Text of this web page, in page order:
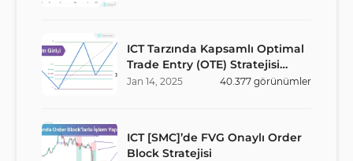
ICT Tarzında Kapsamlı Optimal
Trade Entry (OTE) Stratejisi
Rehberi
Jan 14, 2025 40.377 görünümler
ICT [SMC]’de FVG Onaylı Order
Block Stratejisi